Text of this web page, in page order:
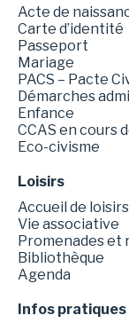
Acte de
Carte d’identité
Passeport
Mariage
PACS – Pacte
Démarches
Enfance
CCAS en cours
Eco-civisme
Loisirs
Accueil de loisirs
Vie associative
Promenades et
Bibliothèque
Agenda
Infos pratiques